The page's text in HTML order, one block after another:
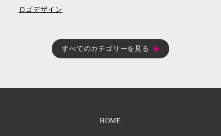
ロゴデザイン
すべてのカテゴリーを見る
HOME